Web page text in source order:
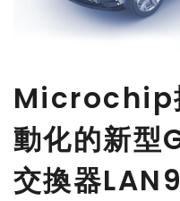
Microchip
動化的新
交換器